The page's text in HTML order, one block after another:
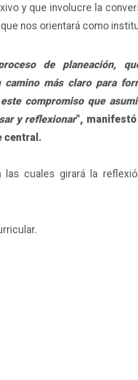
y que involucre la
nos orientará como
de planeación,
más claro para
compromiso que
y reflexionar",
central.
cuales girará la